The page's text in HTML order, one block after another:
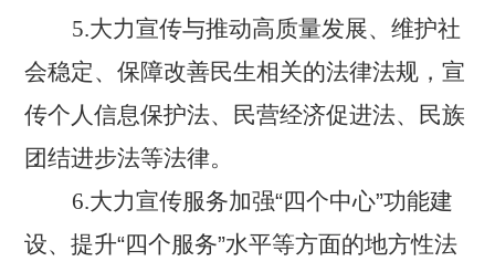
5.大力宣传与推动高质量发展、维护社
会稳定、保障改善民生相关的法律法规，宣
传个人信息保护法、民营经济促进法、民族
团结进步法等法律。
6.大力宣传服务加强“四个中心”功能建
设、提升“四个服务”水平等方面的地方性法